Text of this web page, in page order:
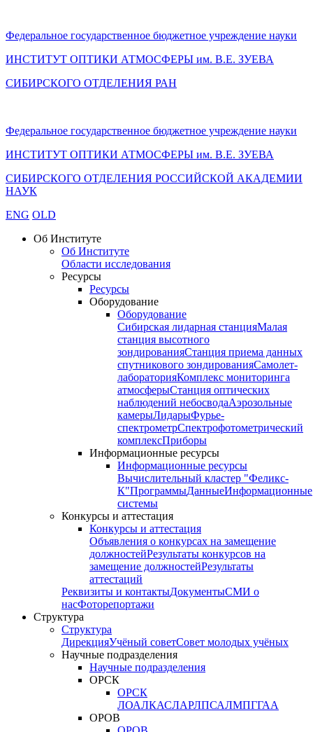
Федеральное государственное бюджетное учреждение науки
ИНСТИТУТ ОПТИКИ АТМОСФЕРЫ им. В.Е. ЗУЕВА
СИБИРСКОГО ОТДЕЛЕНИЯ РАН
Федеральное государственное бюджетное учреждение науки
ИНСТИТУТ ОПТИКИ АТМОСФЕРЫ им. В.Е. ЗУЕВА
СИБИРСКОГО ОТДЕЛЕНИЯ РОССИЙСКОЙ АКАДЕМИИ
НАУК
ENG OLD
Об Институте
Об Институте
Области исследования
Ресурсы
Ресурсы
Оборудование
Оборудование
Сибирская лидарная станцияМалая
станция высотного
зондированияСтанция приема данных
спутникового зондированияСамолет-
лабораторияКомплекс мониторинга
атмосферыСтанция оптических
наблюдений небосводаАэрозольные
камерыЛидарыФурье-
спектрометрСпектрофотометрический
комплексПриборы
Информационные ресурсы
Информационные ресурсы
Вычислительный кластер "Феликс-
К"ПрограммыДанныеИнформационные
системы
Конкурсы и аттестация
Конкурсы и аттестация
Объявления о конкурсах на замещение
должностейРезультаты конкурсов на
замещение должностейРезультаты
аттестаций
Реквизиты и контактыДокументыСМИ о
насФоторепортажи
Структура
Структура
ДирекцияУчёный советСовет молодых учёных
Научные подразделения
Научные подразделения
ОРСК
ОРСК
ЛОАЛКАСЛАРЛПСАЛМПГГАА
ОРОВ